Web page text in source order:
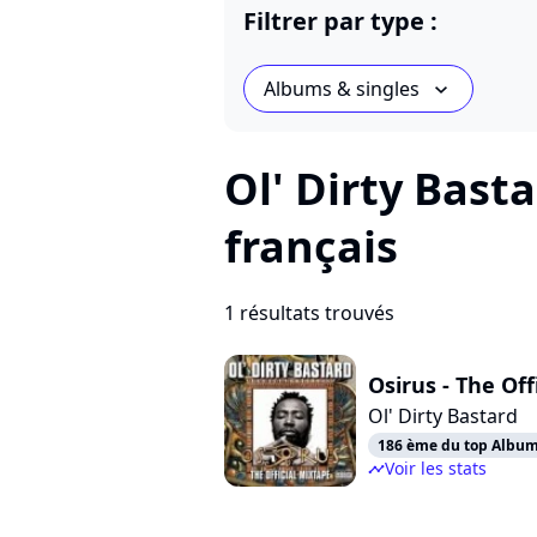
Filtrer par type :
Albums & singles chevron_bot
Ol' Dirty
français
1 résultats trouvés
Osirus - The
Ol' Dirty Bastard
186 ème du top
timelineVoir les stats